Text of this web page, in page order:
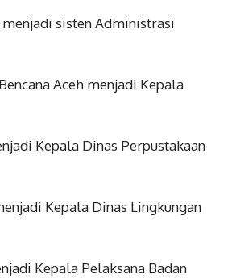
menjadi sisten Administrasi
Aceh menjadi Kepala
Kepala Dinas Perpustakaan
Kepala Dinas Lingkungan
Kepala Pelaksana Badan